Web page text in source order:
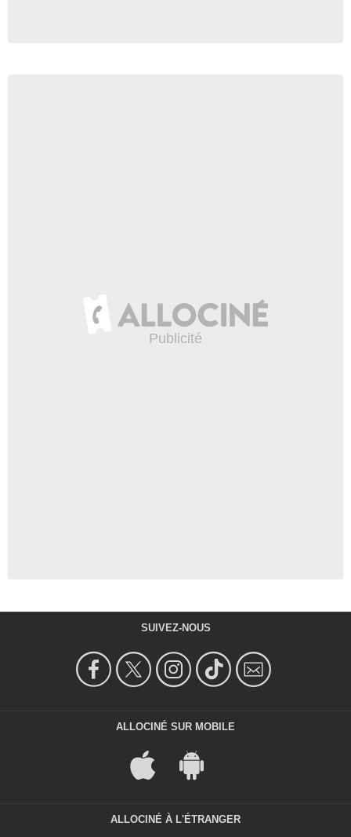
SUIVEZ-NOUS
ALLOCINÉ SUR MOBILE
ALLOCINÉ À L'ÉTRANGER